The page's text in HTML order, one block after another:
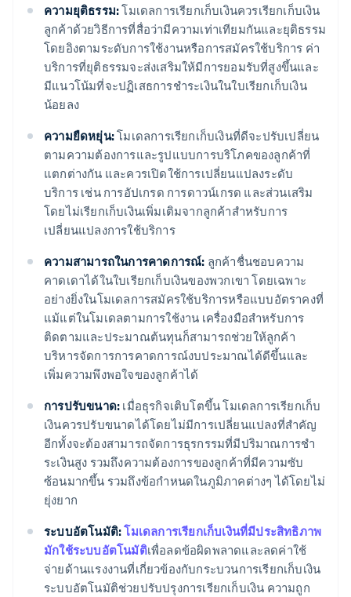
ความยุติธรรม:โมเดลการเรียกเก็บเงินควรเรียกเก็บเงิน
ลูกค้าด้วยวิธีการที่สื่อว่ามีความเท่าเทียมกันและยุติธรรม
โดยอิงตามระดับการใช้งานหรือการสมัครใช้บริการ ค่า
บริการที่ยุติธรรมจะส่งเสริมให้มีการยอมรับที่สูงขึ้นและ
มีแนวโน้มที่จะปฏิเสธการชําระเงินในใบเรียกเก็บเงิน
น้อยลง
ความยืดหยุ่น:โมเดลการเรียกเก็บเงินที่ดีจะปรับเปลี่ยน
ตามความต้องการและรูปแบบการบริโภคของลูกค้าที่
แตกต่างกัน และควรเปิดใช้การเปลี่ยนแปลงระดับ
บริการ เช่น การอัปเกรด การดาวน์เกรด และส่วนเสริม
โดยไม่เรียกเก็บเงินเพิ่มเติมจากลูกค้าสําหรับการ
เปลี่ยนแปลงการใช้บริการ
ความสามารถในการคาดการณ์: ลูกค้าชื่นชอบความ
คาดเดาได้ในใบเรียกเก็บเงินของพวกเขา โดยเฉพาะ
อย่างยิ่งในโมเดลการสมัครใช้บริการหรือแบบอัตราคงที่
แม้แต่ในโมเดลตามการใช้งาน เครื่องมือสำหรับการ
ติดตามและประมาณต้นทุนก็สามารถช่วยให้ลูกค้า
บริหารจัดการการคาดการณ์งบประมาณได้ดีขึ้นและ
เพิ่มความพึงพอใจของลูกค้าได้
การปรับขนาด: เมื่อธุรกิจเติบโตขึ้น โมเดลการเรียกเก็บ
เงินควรปรับขนาดได้โดยไม่มีการเปลี่ยนแปลงที่สําคัญ
อีกทั้งจะต้องสามารถจัดการธุรกรรมที่มีปริมาณการชํา
ระเงินสูง รวมถึงความต้องการของลูกค้าที่มีความซับ
ซ้อนมากขึ้น รวมถึงข้อกําหนดในภูมิภาคต่างๆ ได้โดยไม่
ยุ่งยาก
ระบบอัตโนมัติ:โมเดลการเรียกเก็บเงินที่มีประสิทธิภาพ
มักใช้ระบบอัตโนมัติเพื่อลดข้อผิดพลาดและลดค่าใช้
จ่ายด้านแรงงานที่เกี่ยวข้องกับกระบวนการเรียกเก็บเงิน
ระบบอัตโนมัติช่วยปรับปรุงการเรียกเก็บเงิน ความถูก